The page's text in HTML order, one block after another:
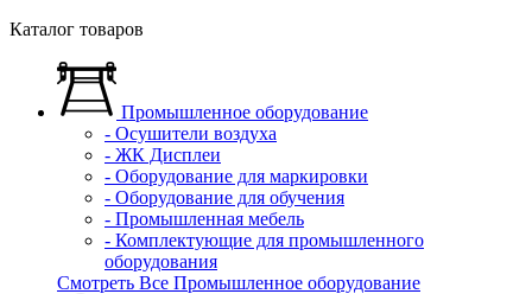
Каталог товаров
Промышленное оборудование
- Осушители воздуха
- ЖК Дисплеи
- Оборудование для маркировки
- Оборудование для обучения
- Промышленная мебель
- Комплектующие для промышленного
оборудования
Смотреть Все Промышленное оборудование